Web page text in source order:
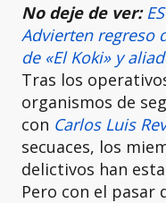
No deje de ver:
Advierten regreso
de «El Koki» y
Tras los
organismos de
con Carlos Luis
secuaces, los
delictivos han
Pero con el pasar